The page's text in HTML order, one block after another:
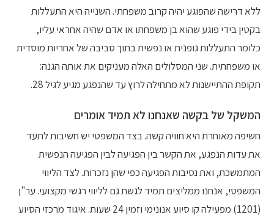
ללא דרישה שהפוגע יהיה קרוב משפחתי. השנייה היא התעללות
בקטין בידי פוגע שהוא בן משפחתו או אדם שהיה אחראי עליו,
כלומר התעללות גופנית או נפשית בתוך סביבה של אחריות מוסדית
או משפחתית. שני המסלולים האלה מעניקים את אותה הגנה:
תקופת ההתיישנות לא מתחילה לרוץ עד שהנפגע מגיע לגיל 28.
המשקל של בקשה שאנחנו לא תמיד אומרים
חשיפה מאוחרת היא חוויה קשה. בצד המשפטי יש חשיבות לתעד
את עדות הנפגע, את הקשר בין הפגיעה לבין הפגיעה הנפשית
המתמשכת, ואת נסיבות הפגיעה כפי שהן נזכרות. לצד הליווי
המשפטי, אנחנו ממליצים תמיד לגשת גם לליווי רגשי מקצועי. ער"ן
(1201) מפעילה קו סיוע אנונימי וזמין 24 שעות. איגוד מרכזי הסיוע